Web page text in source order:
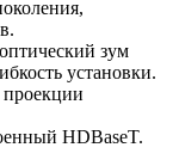
зум
установки.
проекции
HDBaseT.